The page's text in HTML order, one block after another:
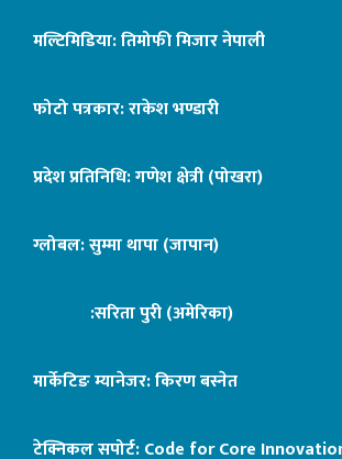
मल्टिमिडिया: तिमोफी मिजार नेपाली
फोटो पत्रकार: राकेश भण्डारी
प्रदेश प्रतिनिधि: गणेश क्षेत्री (पोखरा)
ग्लोबल: सुम्मा थापा (जापान)
:सरिता पुरी (अमेरिका)
मार्केटिङ म्यानेजर: किरण बस्नेत
टेक्निकल सपोर्ट:Code for Core